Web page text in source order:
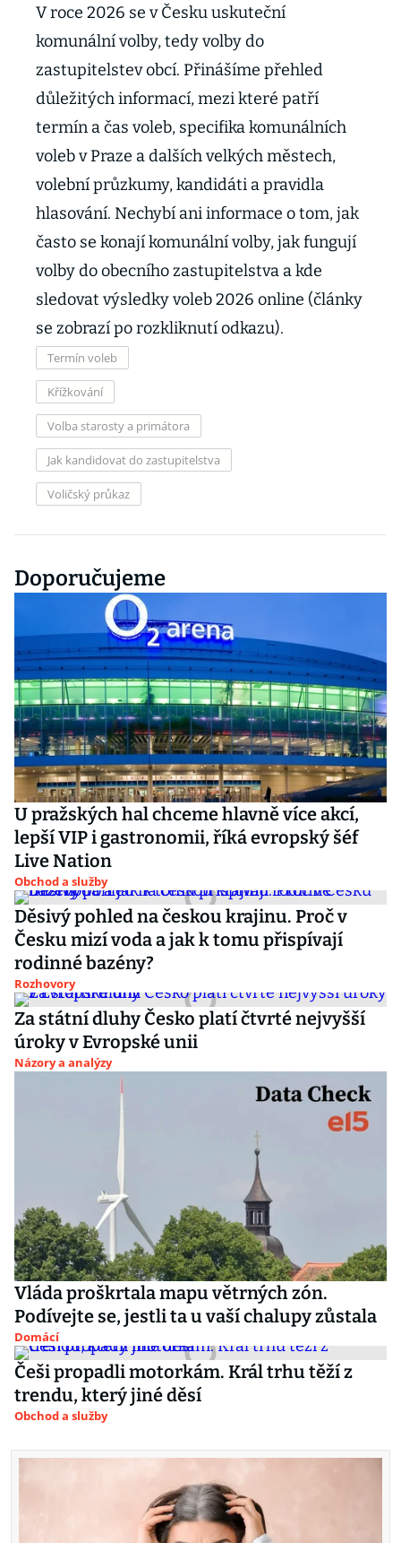
V roce 2026 se v Česku uskuteční
komunální volby, tedy volby do
zastupitelstev obcí. Přinášíme přehled
důležitých informací, mezi které patří
termín a čas voleb, specifika komunálních
voleb v Praze a dalších velkých městech,
volební průzkumy, kandidáti a pravidla
hlasování. Nechybí ani informace o tom, jak
často se konají komunální volby, jak fungují
volby do obecního zastupitelstva a kde
sledovat výsledky voleb 2026 online (články
se zobrazí po rozkliknutí odkazu).
Termín voleb
Křížkování
Volba starosty a primátora
Jak kandidovat do zastupitelstva
Voličský průkaz
Doporučujeme
U pražských hal chceme hlavně více akcí,
lepší VIP i gastronomii, říká evropský šéf
Live Nation
Obchod a služby
Děsivý pohled na českou krajinu. Proč v
Česku mizí voda a jak k tomu přispívají
rodinné bazény?
Rozhovory
Za státní dluhy Česko platí čtvrté nejvyšší
úroky v Evropské unii
Názory a analýzy
Vláda proškrtala mapu větrných zón.
Podívejte se, jestli ta u vaší chalupy zůstala
Domácí
Češi propadli motorkám. Král trhu těží z
trendu, který jiné děsí
Obchod a služby